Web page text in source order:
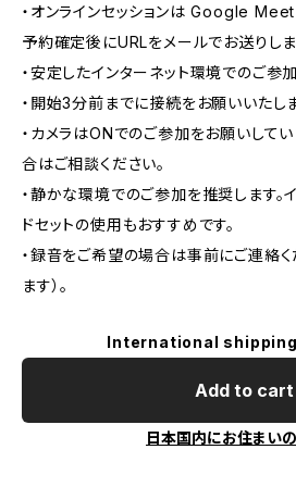
・オンラインセッションは Google
予約確定後にURLをメールでお送りしま
・安定したインターネット環境でのご参
・開始3分前までに接続をお願いいたしま
・カメラはONでのご参加をお願いして
合はご相談ください。
・静かな環境でのご参加を推奨します。
ドセットの使用もおすすめです。
・録音をご希望の場合は事前にご連絡く
ます）。
International
Add to cart
日本国内にお住まい